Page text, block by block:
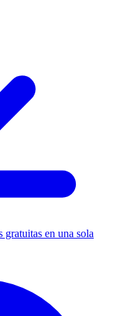
gratuitas en una sola